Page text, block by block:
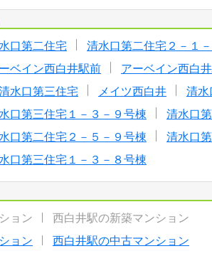
口第二住宅 清水口第二住宅２－１
ベイン西白井駅前 アーベイン西白
水口第三住宅 メイツ西白井
清水
口第三住宅１－３－９号棟
清水口
口第二住宅２－５－９号棟
清水口
口第三住宅１－３－８号棟
ョン
西白井駅の新築マンション
ョン
西白井駅の中古マンション